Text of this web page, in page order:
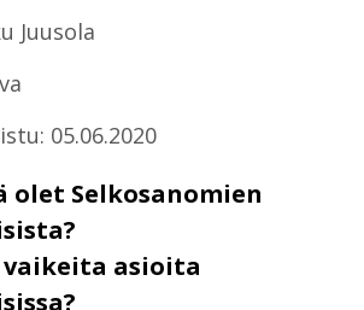
Juusola
05.06.2020
olet Selkosanomien
asioita